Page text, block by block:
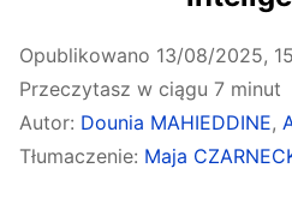
Opublikowano 13/08/2025,
Przeczytasz w ciągu 7 minut
Autor: Dounia MAHIEDDINE,
Tłumaczenie: Maja